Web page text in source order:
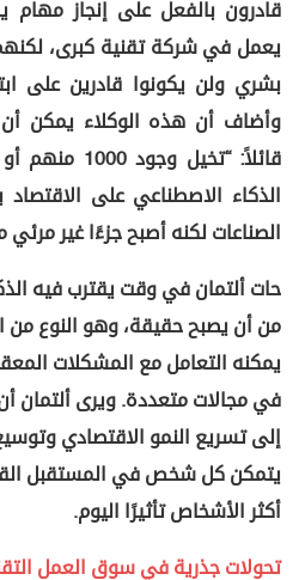
قادرون بالفعل على إنجاز
يعمل في شركة تقنية كبرى،
بشري ولن يكونوا قادرين على
وأضاف أن هذه الوكلاء يمكن
قائلاً: “تخيل
الذكاء الاصطناعي على الاقتصاد
الصناعات لكنه أصبح جزءًا غير مرئي
من أن يصبح حقيقة، وهو النوع من
يمكنه التعامل مع المشكلات
في مجالات متعددة. ويرى ألتمان
إلى تسريع النمو الاقتصادي
يتمكن كل شخص في المستقبل
أكثر الأشخاص تأثيرًا اليوم.
تحولات جذرية في سوق العمل